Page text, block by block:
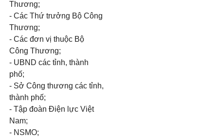
Thương;
- Các Thứ trưởng Bộ Công
Thương;
- Các đơn vị thuộc Bộ
Công Thương;
- UBND các tỉnh, thành
phố;
- Sở Công thương các tỉnh,
thành phố;
- Tập đoàn Điện lực Việt
Nam;
- NSMO;